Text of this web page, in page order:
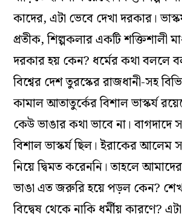
কাদের, এটা ভেবে দেখা দরকার।
প্রতীক, শিল্পকলার একটি শক্তিশালী
দরকার হয় কেন? ধর্মের কথা বললে
বিশ্বের দেশ তুরস্কের রাজধানী-সহ
কামাল আতাতুর্কের বিশাল ভাস্কর্য
কেউ ভাঙার কথা ভাবে না। বাগদাদে
বিশাল ভাস্কর্য ছিল। ইরাকের আলেম
নিয়ে দ্বিমত করেননি। তাহলে আমাদের
ভাঙা এত জরুরি হয়ে পড়ল কেন?
বিদ্বেষ থেকে নাকি ধর্মীয় কারণে?